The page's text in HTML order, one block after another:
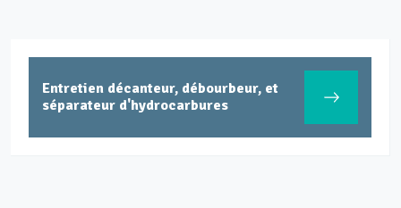
Entretien décanteur, débourbeur, et
séparateur d'hydrocarbures